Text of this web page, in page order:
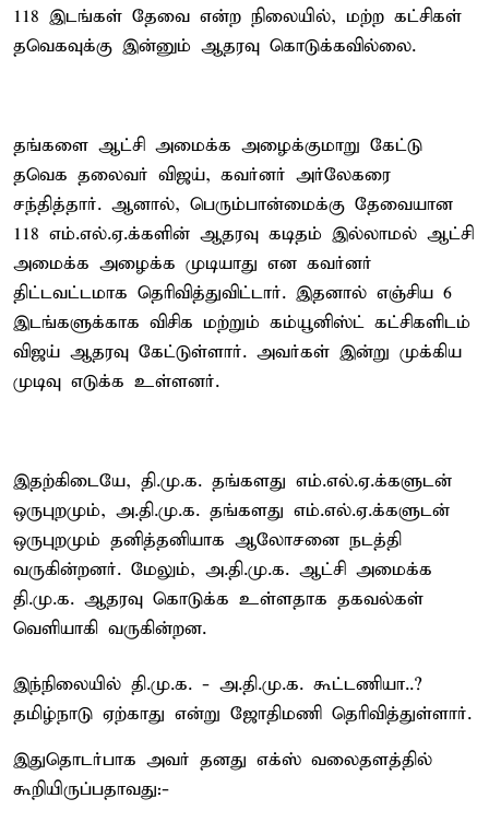
118 இடங்கள் தேவை என்ற நிலையில், மற்ற கட்சிகள்
தவெகவுக்கு இன்னும் ஆதரவு கொடுக்கவில்லை.
தங்களை ஆட்சி அமைக்க அழைக்குமாறு கேட்டு
தவெக தலைவர் விஜய், கவர்னர் அர்லேகரை
சந்தித்தார். ஆனால், பெரும்பான்மைக்கு தேவையான
118 எம்.எல்.ஏ.க்களின் ஆதரவு கடிதம் இல்லாமல் ஆட்சி
அமைக்க அழைக்க முடியாது என கவர்னர்
திட்டவட்டமாக தெரிவித்துவிட்டார். இதனால் எஞ்சிய 6
இடங்களுக்காக விசிக மற்றும் கம்யூனிஸ்ட் கட்சிகளிடம்
விஜய் ஆதரவு கேட்டுள்ளார். அவர்கள் இன்று முக்கிய
முடிவு எடுக்க உள்ளனர்.
இதற்கிடையே, தி.மு.க. தங்களது எம்.எல்.ஏ.க்களுடன்
ஒருபுறமும், அ.தி.மு.க. தங்களது எம்.எல்.ஏ.க்களுடன்
ஒருபுறமும் தனித்தனியாக ஆலோசனை நடத்தி
வருகின்றனர். மேலும், அ.தி.மு.க. ஆட்சி அமைக்க
தி.மு.க. ஆதரவு கொடுக்க உள்ளதாக தகவல்கள்
வெளியாகி வருகின்றன.
இந்நிலையில் தி.மு.க. - அ.தி.மு.க. கூட்டணியா..?
தமிழ்நாடு ஏற்காது என்று ஜோதிமணி தெரிவித்துள்ளார்.
இதுதொடர்பாக அவர் தனது எக்ஸ் வலைதளத்தில்
கூறியிருப்பதாவது:-